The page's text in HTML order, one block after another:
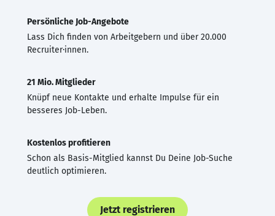
Persönliche Job-Angebote
Lass Dich finden von Arbeitgebern und über 20.000
Recruiter·innen.
21 Mio. Mitglieder
Knüpf neue Kontakte und erhalte Impulse für ein
besseres Job-Leben.
Kostenlos profitieren
Schon als Basis-Mitglied kannst Du Deine Job-Suche
deutlich optimieren.
Jetzt registrieren